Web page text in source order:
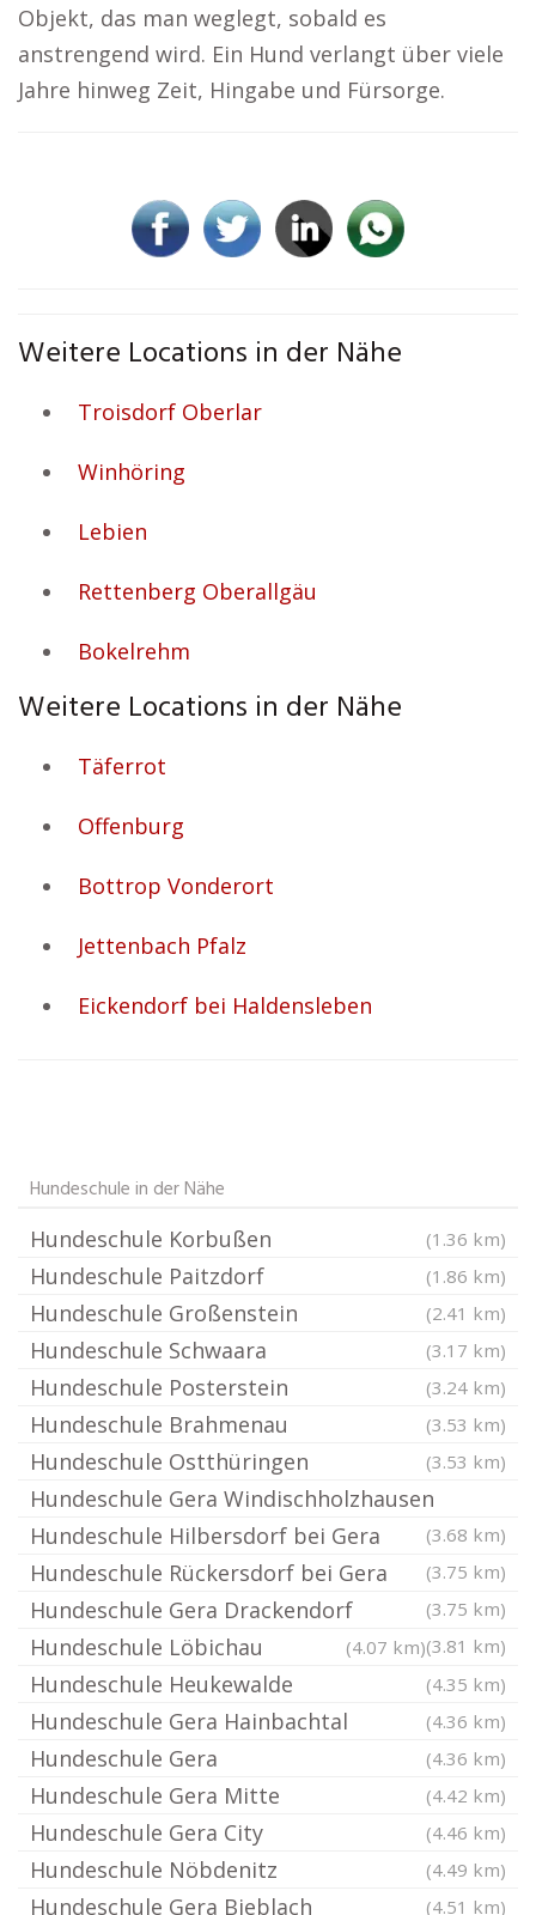
Objekt, das man weglegt, sobald es
anstrengend wird. Ein Hund verlangt über viele
Jahre hinweg Zeit, Hingabe und Fürsorge.
Weitere Locations in der Nähe
Troisdorf Oberlar
Winhöring
Lebien
Rettenberg Oberallgäu
Bokelrehm
Weitere Locations in der Nähe
Täferrot
Offenburg
Bottrop Vonderort
Jettenbach Pfalz
Eickendorf bei Haldensleben
Hundeschule in der Nähe
Hundeschule Korbußen (1.36 km)
Hundeschule Paitzdorf (1.86 km)
Hundeschule Großenstein (2.41 km)
Hundeschule Schwaara (3.17 km)
Hundeschule Posterstein (3.24 km)
Hundeschule Brahmenau (3.53 km)
Hundeschule Ostthüringen (3.53 km)
Hundeschule Gera Windischholzhausen
(3.68 km)
Hundeschule Hilbersdorf bei Gera
(3.75 km)
Hundeschule Rückersdorf bei Gera
(3.75 km)
Hundeschule Gera Drackendorf
(3.81 km)
Hundeschule Löbichau (4.07 km)
Hundeschule Heukewalde (4.35 km)
Hundeschule Gera Hainbachtal (4.36 km)
Hundeschule Gera (4.36 km)
Hundeschule Gera Mitte (4.42 km)
Hundeschule Gera City (4.46 km)
Hundeschule Nöbdenitz (4.49 km)
Hundeschule Gera Bieblach (4.51 km)